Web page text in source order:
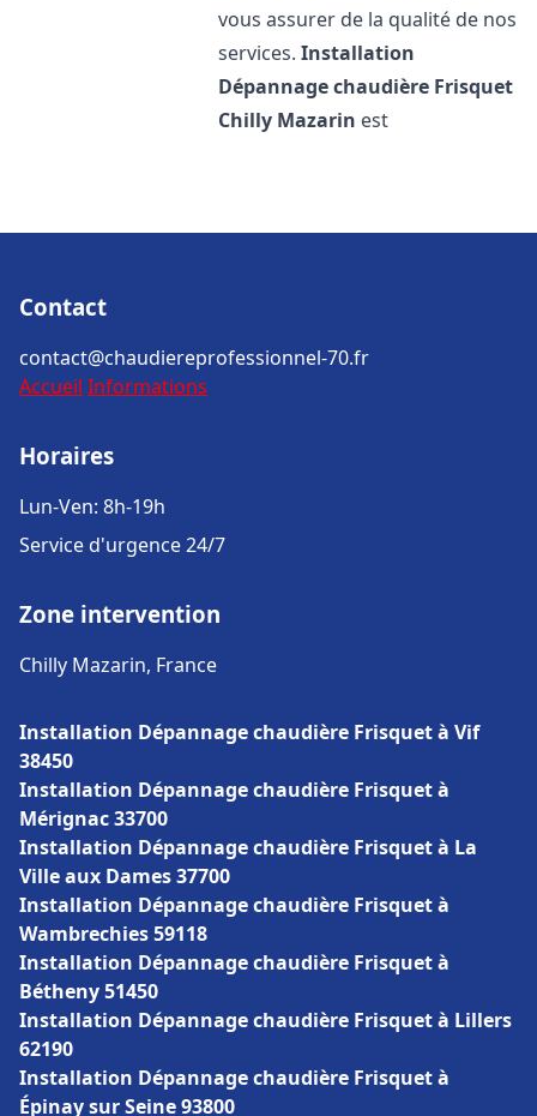
vous assurer de la qualité de nos
services.Installation
Dépannage chaudière Frisquet
Chilly Mazarin est
Contact
contact@chaudiereprofessionnel-70.fr
Accueil Informations
Horaires
Lun-Ven: 8h-19h
Service d'urgence 24/7
Zone intervention
Chilly Mazarin, France
Installation Dépannage chaudière Frisquet à Vif
38450
Installation Dépannage chaudière Frisquet à
Mérignac 33700
Installation Dépannage chaudière Frisquet à La
Ville aux Dames 37700
Installation Dépannage chaudière Frisquet à
Wambrechies 59118
Installation Dépannage chaudière Frisquet à
Bétheny 51450
Installation Dépannage chaudière Frisquet à Lillers
62190
Installation Dépannage chaudière Frisquet à
Épinay sur Seine 93800